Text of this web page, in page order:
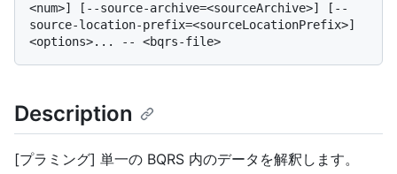
<num>] [--source-archive=<sourceArchive>] [--
source-location-prefix=<sourceLocationPrefix>]
Description
[プラミング] 単一の BQRS 内のデータを解釈します。